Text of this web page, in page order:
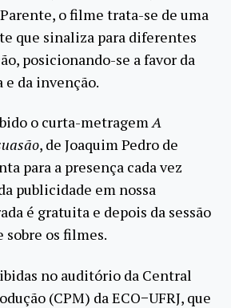
o filme trata-se de uma
que sinaliza para diferentes
posicionando-se a favor da
da invenção.
o curta-metragemA
, de Joaquim Pedro de
para a presença cada vez
publicidade em nossa
é gratuita e depois da sessão
sobre os filmes.
no auditório da Central
(CPM) da ECO−UFRJ, que